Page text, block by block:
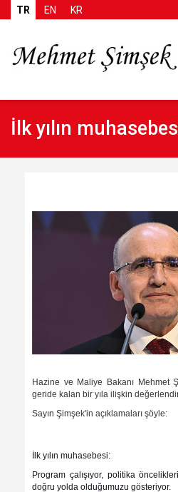
TR EN KR
İlk yılın
Hazine ve Maliye Bakanı Mehmet
geride kalan bir yıla ilişkin
Sayın Şimşek'in açıklamaları şöyle:
İlk yılın muhasebesi:
Program çalışıyor, politika
doğru yolda olduğumuzu gösteriyor.